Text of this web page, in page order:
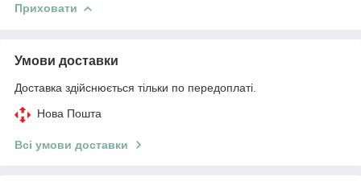
Приховати
Умови доставки
Доставка здійснюється тільки по передоплаті.
Нова Пошта
Всі умови доставки